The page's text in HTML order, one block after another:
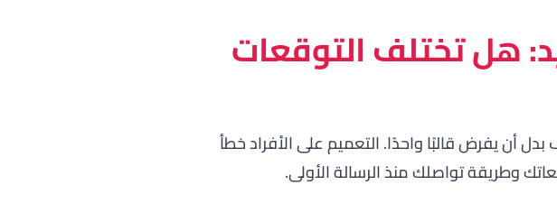
هل تختلف التوقعات
أن يفرض قالبًا واحدًا. التعميم على الأفراد خطأ
وطريقة تواصلك منذ الرسالة الأولى.